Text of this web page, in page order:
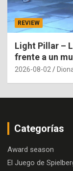
REVIEW
Light Pillar –
frente a un
2026-08-02
Categorías
Award season
El Juego de